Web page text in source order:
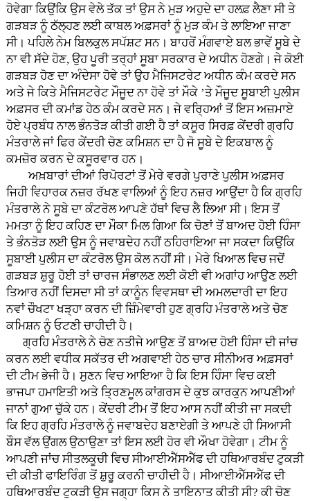
ਹੋਵੇਗਾ ਕਿਉਂਕਿ ਉਸ ਵੇਲੇ ਤੱਕ ਤਾਂ ਉਸ ਨੇ ਮੁੜ ਅਹੁਦੇ ਦਾ ਹਲਫ਼ ਲੈਣਾ ਸੀ ਤੇ
ਗੜਬੜ ਨੂੰ ਠੱਲ੍ਹਣ ਲਈ ਕਾਬਲ ਅਫ਼ਸਰਾਂ ਨੂੰ ਮੁੜ ਕੰਮ ਤੇ ਲਾਇਆ ਜਾਣਾ
ਸੀ। ਪਹਿਲੇ ਨੇਮ ਬਿਲਕੁਲ ਸਪੱਸ਼ਟ ਸਨ। ਬਾਹਰੋਂ ਮੰਗਵਾਏ ਬਲ ਭਾਵੇਂ ਸੂਬੇ ਦੇ
ਨਾ ਵੀ ਸੱਦੇ ਹੋਣ, ਉਹ ਪੂਰੀ ਤਰ੍ਹਾਂ ਸੂਬਾ ਸਰਕਾਰ ਦੇ ਅਧੀਨ ਹੋਣਗੇ। ਜੇ ਕੋਈ
ਗੜਬੜ ਹੋਣ ਦਾ ਅੰਦੇਸਾ ਹੋਵੇ ਤਾਂ ਉਹ ਮੈਜਿਸਟਰੇਟ ਅਧੀਨ ਕੰਮ ਕਰਦੇ ਸਨ
ਅਤੇ ਜੇ ਕਿਤੇ ਮੈਜਿਸਟਰੇਟ ਮੌਜੂਦ ਨਾ ਹੋਵੇ ਤਾਂ ਮੌਕੇ ’ਤੇ ਮੌਜੂਦ ਸੂਬਾਈ ਪੁਲੀਸ
ਅਫ਼ਸਰ ਦੀ ਕਮਾਂਡ ਹੇਠ ਕੰਮ ਕਰਦੇ ਸਨ। ਜੇ ਵਰ੍ਹਿਆਂ ਤੋਂ ਇਸ ਅਜ਼ਮਾਏ
ਹੋਏ ਪ੍ਰਬੰਧ ਨਾਲ ਭੰਨਤੋੜ ਕੀਤੀ ਗਈ ਹੈ ਤਾਂ ਕਸੂਰ ਸਿਰਫ਼ ਕੇਂਦਰੀ ਗ੍ਰਹਿ
ਮੰਤਰਾਲੇ ਜਾਂ ਫਿਰ ਕੇਂਦਰੀ ਚੋਣ ਕਮਿਸ਼ਨ ਦਾ ਹੈ ਜੋ ਸੂਬੇ ਦੇ ਇਕਬਾਲ ਨੂੰ
ਕਮਜ਼ੋਰ ਕਰਨ ਦੇ ਕਸੂਰਵਾਰ ਹਨ।
ਅਖ਼ਬਾਰਾਂ ਦੀਆਂ ਰਿਪੋਰਟਾਂ ਤੋਂ ਮੇਰੇ ਵਰਗੇ ਪੁਰਾਣੇ ਪੁਲੀਸ ਅਫ਼ਸਰ
ਜਿਹੀ ਵਿਹਾਰਕ ਨਜ਼ਰ ਰੱਖਣ ਵਾਲਿਆਂ ਨੂੰ ਇਹ ਨਜ਼ਰ ਆਉਂਦਾ ਹੈ ਕਿ ਗ੍ਰਹਿ
ਮੰਤਰਾਲੇ ਨੇ ਸੂਬੇ ਦਾ ਕੰਟਰੋਲ ਆਪਣੇ ਹੱਥਾਂ ਵਿਚ ਲੈ ਲਿਆ ਸੀ। ਇਸ ਤੋਂ
ਮਮਤਾ ਨੂੰ ਇਹ ਕਹਿਣ ਦਾ ਮੌਕਾ ਮਿਲ ਗਿਆ ਕਿ ਚੋਣਾਂ ਤੋਂ ਬਾਅਦ ਹੋਈ ਹਿੰਸਾ
ਤੇ ਭੰਨਤੋੜ ਲਈ ਉਸ ਨੂੰ ਜਵਾਬਦੇਹ ਨਹੀਂ ਠਹਿਰਾਇਆ ਜਾ ਸਕਦਾ ਕਿਉਂਕਿ
ਸੂਬਾਈ ਪੁਲੀਸ ਦਾ ਕੰਟਰੋਲ ਉਸ ਕੋਲ ਨਹੀਂ ਸੀ। ਮੇਰੇ ਖਿਆਲ ਵਿਚ ਜਦੋਂ
ਗੜਬੜ ਸ਼ੁਰੂ ਹੋਈ ਤਾਂ ਚਾਰਜ ਸੰਭਾਲਣ ਲਈ ਕੋਈ ਵੀ ਅਗਾਂਹ ਆਉਣ ਲਈ
ਤਿਆਰ ਨਹੀਂ ਦਿਸਦਾ ਸੀ ਤਾਂ ਕਾਨੂੰਨ ਵਿਵਸਥਾ ਦੀ ਅਮਲਦਾਰੀ ਦਾ ਇਹ
ਨਵਾਂ ਚੌਖਟਾ ਖੜ੍ਹਾ ਕਰਨ ਦੀ ਜ਼ਿੰਮੇਵਾਰੀ ਹੁਣ ਗ੍ਰਹਿ ਮੰਤਰਾਲੇ ਅਤੇ ਚੋਣ
ਕਮਿਸ਼ਨ ਨੂੰ ਓਟਣੀ ਚਾਹੀਦੀ ਹੈ।
ਗ੍ਰਹਿ ਮੰਤਰਾਲੇ ਨੇ ਚੋਣ ਨਤੀਜੇ ਆਉਣ ਤੋਂ ਬਾਅਦ ਹੋਈ ਹਿੰਸਾ ਦੀ ਜਾਂਚ
ਕਰਨ ਲਈ ਵਧੀਕ ਸਕੱਤਰ ਦੀ ਅਗਵਾਈ ਹੇਠ ਚਾਰ ਸੀਨੀਅਰ ਅਫ਼ਸਰਾਂ
ਦੀ ਟੀਮ ਭੇਜੀ ਹੈ। ਸੁਣਨ ਵਿਚ ਆਇਆ ਹੈ ਕਿ ਇਸ ਹਿੰਸਾ ਵਿਚ ਕਈ
ਭਾਜਪਾ ਹਮਾਇਤੀ ਅਤੇ ਤ੍ਰਿਣਮੂਲ ਕਾਂਗਰਸ ਦੇ ਕੁਝ ਕਾਰਕੁਨ ਆਪਣੀਆਂ
ਜਾਨਾਂ ਗੁਆ ਚੁੱਕੇ ਹਨ। ਕੇਂਦਰੀ ਟੀਮ ਤੋਂ ਇਹ ਆਸ ਨਹੀਂ ਕੀਤੀ ਜਾ ਸਕਦੀ
ਕਿ ਇਹ ਗ੍ਰਹਿ ਮੰਤਰਾਲੇ ਨੂੰ ਜਵਾਬਦੇਹ ਬਣਾਏਗੀ ਤੇ ਆਪਣੇ ਹੀ ਸਿਆਸੀ
ਬੌਸ ਵੱਲ ਉਂਗਲ ਉਠਾਉਣਾ ਤਾਂ ਇਸ ਲਈ ਹੋਰ ਵੀ ਔਖਾ ਹੋਵੇਗਾ। ਟੀਮ ਨੂੰ
ਆਪਣੀ ਜਾਂਚ ਸੀਤਲਕੂਚੀ ਵਿਚ ਸੀਆਈਐੱਸਐੱਫ ਦੀ ਹਥਿਆਰਬੰਦ ਟੁਕੜੀ
ਦੀ ਕੀਤੀ ਫਾਇਰਿੰਗ ਤੋਂ ਸ਼ੁਰੂ ਕਰਨੀ ਚਾਹੀਦੀ ਹੈ। ਸੀਆਈਐੱਸਐੱਫ ਦੀ
ਹਥਿਆਰਬੰਦ ਟੁਕੜੀ ਉਸ ਜਗ੍ਹਾ ਕਿਸ ਨੇ ਤਾਇਨਾਤ ਕੀਤੀ ਸੀ? ਕੀ ਚੋਣ